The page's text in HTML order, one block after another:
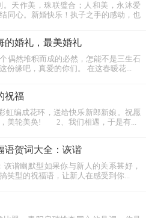
天作美，珠联璧合；人和美，永沐爱
同心。新婚快乐！执子之手的感动，也
的婚礼，最美婚礼
偶然堆积而成的必然，怎能不是三生石
份缘吧，真爱的你们。 在这春暧花...
祝福
编成花环，送给快乐新郎新娘。祝愿
，美轮美奂! 2、我们相遇，于是有...
语贺词大全：诙谐
谐幽默型如果你与新人的关系甚好，
笑型的祝福语，让新人在感受到你...